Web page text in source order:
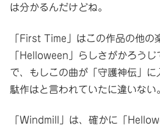
は分かるんだけどね。
「First Time」はこの作品の他の
「Helloween」らしさがかろう
で、もしこの曲が「守護神伝」
駄作はと言われていたに違いない
「Windmill」は、確かに「